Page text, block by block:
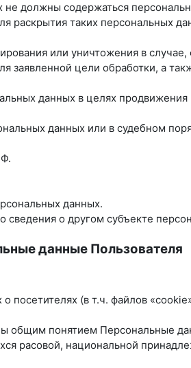
должны содержаться
раскрытия таких персональных
или уничтожения в
цели обработки, а
данных в целях продвижения
данных или в судебном
данных.
о другом субъекте
данные Пользователя
посетителях (в т.ч. файлов
общим понятием Персональные
расовой, национальной